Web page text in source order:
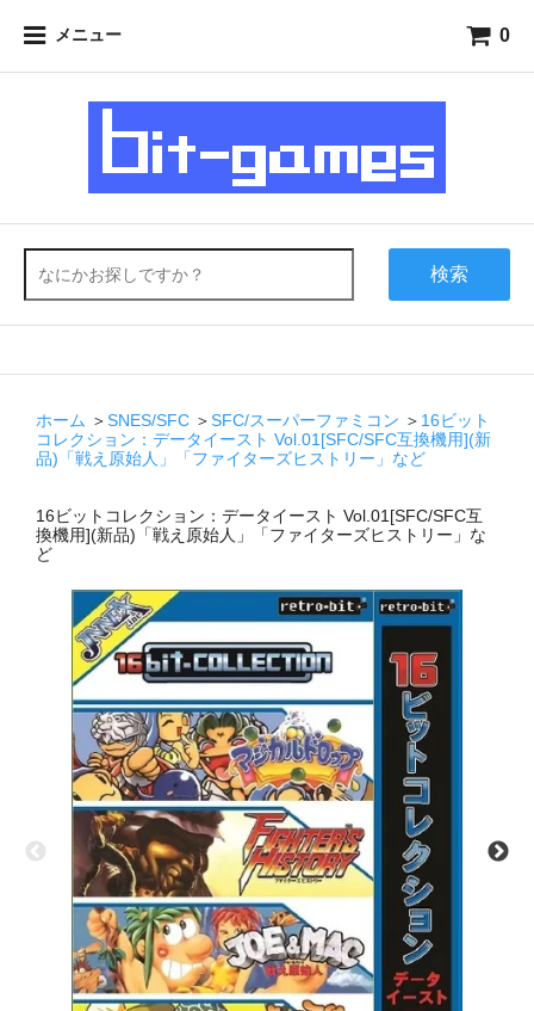
メニュー 0
検索
ホーム ＞SNES/SFC ＞SFC/スーパーファミコン ＞ 16ビット
コレクション：データイースト Vol.01[SFC/SFC互換機用](新
品)「戦え原始人」「ファイターズヒストリー」など
16ビットコレクション：データイースト Vol.01[SFC/SFC互
換機用](新品)「戦え原始人」「ファイターズヒストリー」な
ど